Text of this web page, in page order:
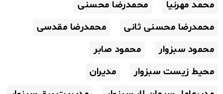
محمد مهرنیا
محمدرضا محسنی
محمدرضا محسنی ثانی
محمدرضا مقدسی
محمود سبزوار
محمود صابر
محیط زیست سبزوار
مدیران